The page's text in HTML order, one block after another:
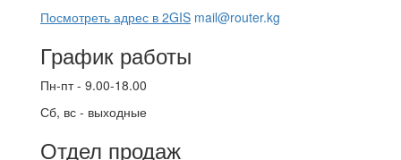
Посмотреть адрес в 2GIS mail@router.kg
График работы
Пн-пт - 9.00-18.00
Сб, вс - выходные
Отдел продаж